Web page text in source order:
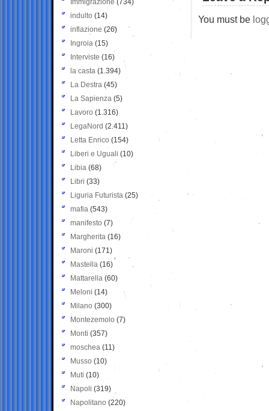
You must be
Immigrazione (734)
indulto (14)
inflazione (26)
Ingroia (15)
Interviste (16)
la casta (1.394)
La Destra (45)
La Sapienza (5)
Lavoro (1.316)
LegaNord (2.411)
Letta Enrico (154)
Liberi e Uguali (10)
Libia (68)
Libri (33)
Liguria Futurista (25)
mafia (543)
manifesto (7)
Margherita (16)
Maroni (171)
Mastella (16)
Mattarella (60)
Meloni (14)
Milano (300)
Montezemolo (7)
Monti (357)
moschea (11)
Musso (10)
Muti (10)
Napoli (319)
Napolitano (220)